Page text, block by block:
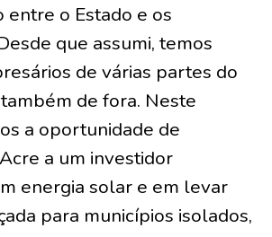
entre o Estado e os
que assumi, temos
de várias partes do
de fora. Neste
a oportunidade de
a um investidor
energia solar e em levar
para municípios isolados,